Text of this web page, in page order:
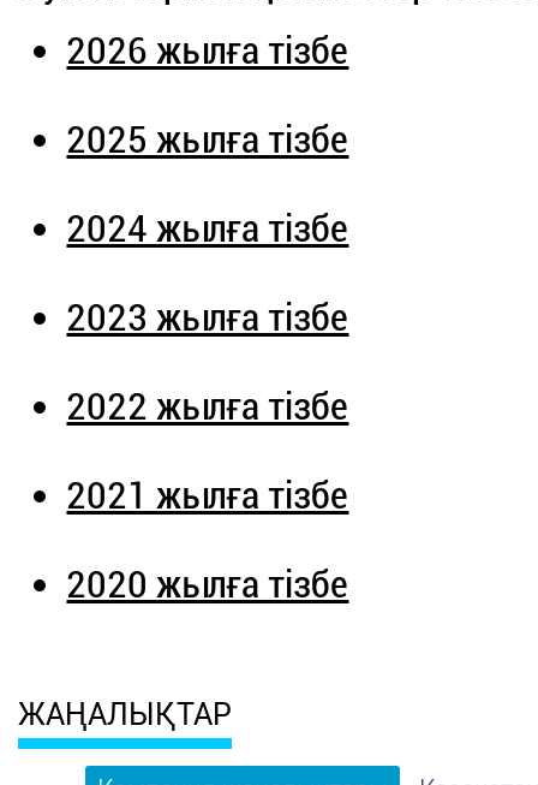
2026 жылға тізбе
2025 жылға тізбе
2024 жылға тізбе
2023 жылға тізбе
2022 жылға тізбе
2021 жылға тізбе
2020 жылға тізбе
ЖАҢАЛЫҚТАР